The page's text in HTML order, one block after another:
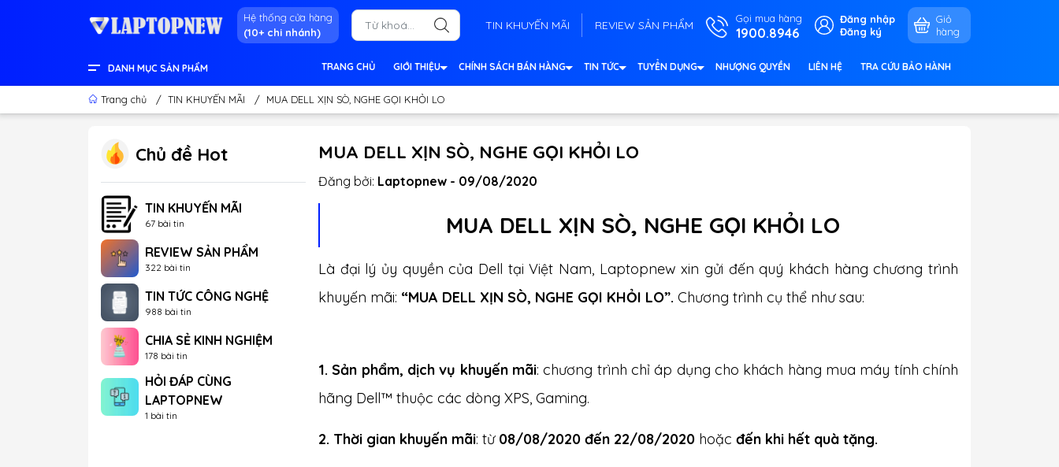
Hệ thống cửa hàng
(10+ chi nhánh)
TIN KHUYẾN MÃI REVIEW SẢN PHẨM Gọi mua hàng
1900.8946
Đăng nhập
Đăng ký
Giỏ
hàng
DANH MỤC SẢN PHẨM TRANG CHỦ GIỚI THIỆU CHÍNH SÁCH BÁN HÀNG TIN TỨC TUYỂN DỤNG NHƯỢNG QUYỀN LIÊN HỆ TRA CỨU BẢO HÀNH
Trang chủ / TIN KHUYẾN MÃI / MUA DELL XỊN SÒ, NGHE GỌI KHỎI LO
MUA DELL XỊN SÒ, NGHE GỌI KHỎI LO
Đăng bởi: Laptopnew - 09/08/2020
MUA DELL XỊN SÒ, NGHE GỌI KHỎI LO
Là đại lý ủy quyền của Dell tại Việt Nam, Laptopnew xin gửi đến quý khách hàng chương trình
khuyến mãi: “MUA DELL XỊN SÒ, NGHE GỌI KHỎI LO”. Chương trình cụ thể như sau:
1. Sản phẩm, dịch vụ khuyến mãi: chương trình chỉ áp dụng cho khách hàng mua máy tính chính
hãng Dell™ thuộc các dòng XPS, Gaming.
2. Thời gian khuyến mãi: từ 08/08/2020 đến 22/08/2020 hoặc đến khi hết quà tặng.
Chủ đề Hot
TIN KHUYẾN MÃI
67 bài tin
REVIEW SẢN PHẨM
322 bài tin
TIN TỨC CÔNG NGHỆ
988 bài tin
CHIA SẺ KINH NGHIỆM
178 bài tin
HỎI ĐÁP CÙNG
LAPTOPNEW
1 bài tin